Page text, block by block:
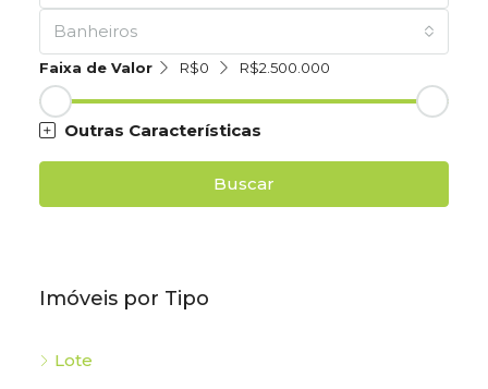
Banheiros
Faixa de Valor R$0 R$2.500.000
Outras Características
Buscar
Imóveis por Tipo
Lote